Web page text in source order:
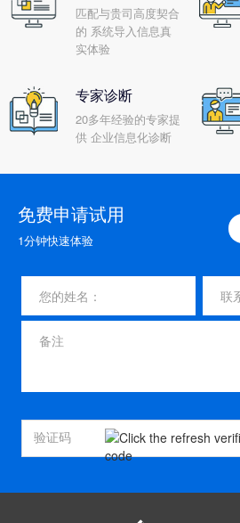
匹配与贵司高度契合
的 系统导入信息真
实体验
专家诊断
20多年经验的专家提
供 企业信息化诊断
免费申请试用
1分钟快速体验